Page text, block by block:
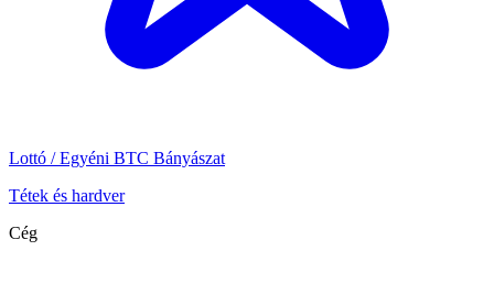
Lottó / Egyéni BTC Bányászat
Tétek és hardver
Cég